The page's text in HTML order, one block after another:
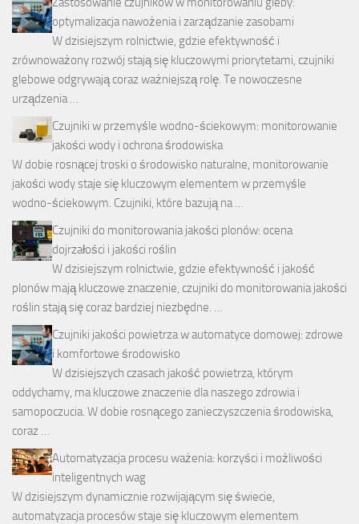
optymalizacja nawożenia i zarządzanie zasobami
W dzisiejszym rolnictwie, gdzie efektywność i
zrównoważony rozwój stają się kluczowymi priorytetami, czujniki
glebowe odgrywają coraz ważniejszą rolę. Te nowoczesne
urządzenia …
Czujniki w przemyśle wodno-ściekowym: monitorowanie
jakości wody i ochrona środowiska
W dobie rosnącej troski o środowisko naturalne, monitorowanie
jakości wody staje się kluczowym elementem w przemyśle
wodno-ściekowym. Czujniki, które bazują na …
Czujniki do monitorowania jakości plonów: ocena
dojrzałości i jakości roślin
W dzisiejszym rolnictwie, gdzie efektywność i jakość
plonów mają kluczowe znaczenie, czujniki do monitorowania jakości
roślin stają się coraz bardziej niezbędne. …
Czujniki jakości powietrza w automatyce domowej: zdrowe
i komfortowe środowisko
W dzisiejszych czasach jakość powietrza, którym
oddychamy, ma kluczowe znaczenie dla naszego zdrowia i
samopoczucia. W dobie rosnącego zanieczyszczenia środowiska,
coraz …
Automatyzacja procesu ważenia: korzyści i możliwości
inteligentnych wag
W dzisiejszym dynamicznie rozwijającym się świecie,
automatyzacja procesów staje się kluczowym elementem